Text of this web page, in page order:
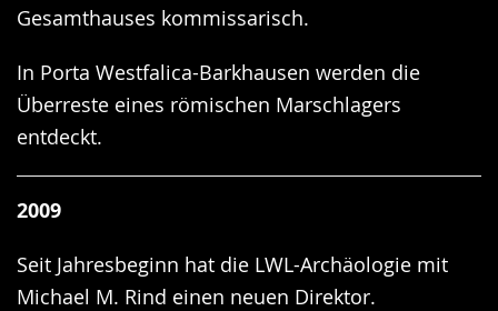
Gesamthauses kommissarisch.
In Porta Westfalica-Barkhausen werden die
Überreste eines römischen Marschlagers
entdeckt.
2009
Seit Jahresbeginn hat die LWL-Archäologie mit
Michael M. Rind einen neuen Direktor.